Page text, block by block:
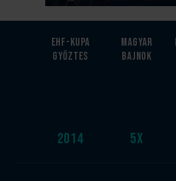
EHF-Kupa
győztes
2014
Magyar
bajnok
5x